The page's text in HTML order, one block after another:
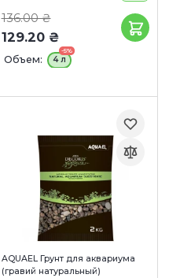
136.00 ₴
129.20 ₴
Объем:
-5%
4 л
AQUAEL Грунт для аквариума
(гравий натуральный)